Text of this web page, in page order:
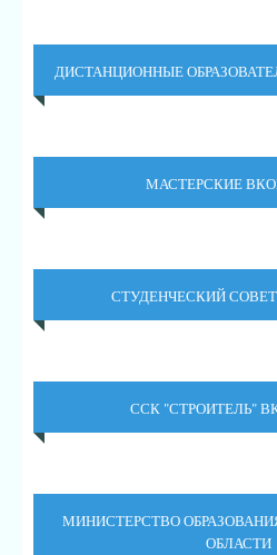
ДИСТАНЦИОННЫЕ
МАСТЕРСКИЕ
СТУДЕНЧЕСКИЙ
ССК "СТРОИТЕЛЬ"
МИНИСТЕРСТВО
ОБЛАСТИ